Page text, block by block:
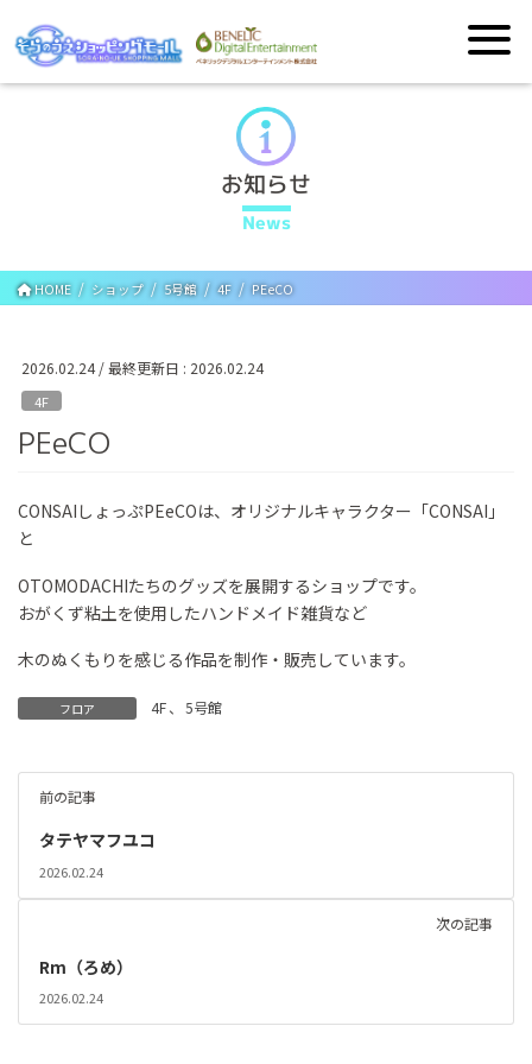
お知らせ
News
HOME ショップ 5号館 4F PEeCO
2026.02.24 / 最終更新日 : 2026.02.24
4F
PEeCO
CONSAIしょっぷPEeCOは、オリジナルキャラクター「CONSAI」
と
OTOMODACHIたちのグッズを展開するショップです。
おがくず粘土を使用したハンドメイド雑貨など
木のぬくもりを感じる作品を制作・販売しています。
フロア 4F、 5号館
前の記事
タテヤマフユコ
2026.02.24
次の記事
Rm（ろめ）
2026.02.24